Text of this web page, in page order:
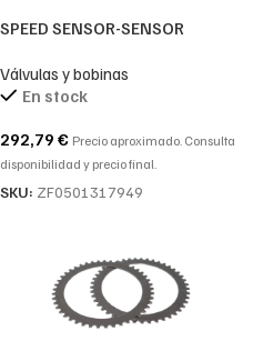
SPEED SENSOR-SENSOR
-0501317949-0501.317.949-
0501 317 949
Válvulas y bobinas
En stock
292,79 € Precio aproximado. Consulta
disponibilidad y precio final.
SKU: ZF0501317949